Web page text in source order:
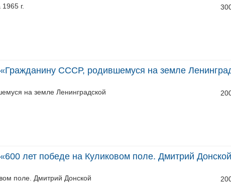
г.
СССР, родившемуся на земле
на земле Ленинградской
лет победе на Куликовом поле. Дмитрий
поле. Дмитрий Донской